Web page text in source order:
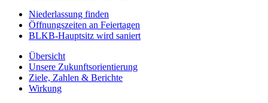
Niederlassung finden
Öffnungszeiten an Feiertagen
BLKB-Hauptsitz wird saniert
Übersicht
Unsere Zukunftsorientierung
Ziele, Zahlen & Berichte
Wirkung